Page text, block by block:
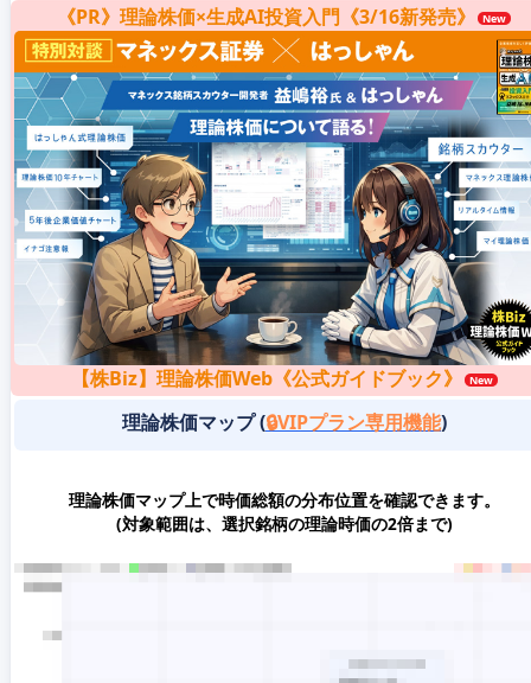
《PR》理論株価×生成AI投資入門《3/16新発売》
【株Biz】理論株価Web《公式ガイドブック》
理論株価マップ (🔒VIPプラン専用機能)
理論株価マップ上で時価総額の分布位置を確認できます。
(対象範囲は、選択銘柄の理論時価の2倍まで)